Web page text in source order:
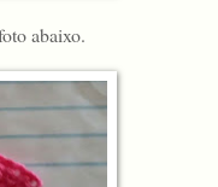
abaixo.